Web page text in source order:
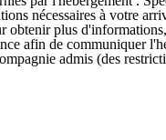
nécessaires à votre
obtenir plus
afin de communiquer
admis (des